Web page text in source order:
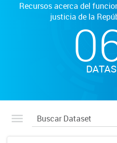
Recursos acerca del
justicia de la